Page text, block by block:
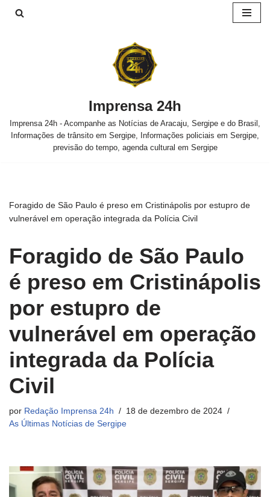
Imprensa 24h
Imprensa 24h - Acompanhe as Notícias de Aracaju, Sergipe e do Brasil,
Informações de trânsito em Sergipe, Informações policiais em Sergipe,
previsão do tempo, agenda cultural em Sergipe
Foragido de São Paulo é preso em Cristinápolis por estupro de
vulnerável em operação integrada da Polícia Civil
Foragido de São Paulo
é preso em Cristinápolis
por estupro de
vulnerável em operação
integrada da Polícia
Civil
por Redação Imprensa 24h
18 de dezembro de 2024
As Últimas Notícias de Sergipe